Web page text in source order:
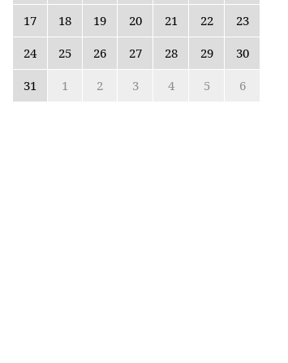
17
18 19 20 21 22
23
24
25 26 27 28 29
30
31
1 2 3 4 5 6